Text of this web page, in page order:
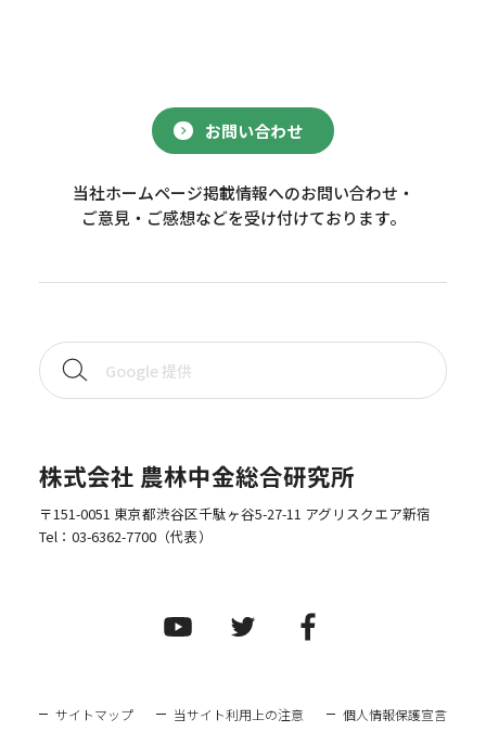
お問い合わせ
当社ホームページ掲載情報へのお問い合わせ・
ご意見・ご感想などを受け付けております。
株式会社 農林中金総合研究所
〒151-0051 東京都渋谷区千駄ヶ谷5-27-11 アグリスクエア新宿
Tel： 03-6362-7700（代表）
サイトマップ 当サイト利用上の注意 個人情報保護宣言